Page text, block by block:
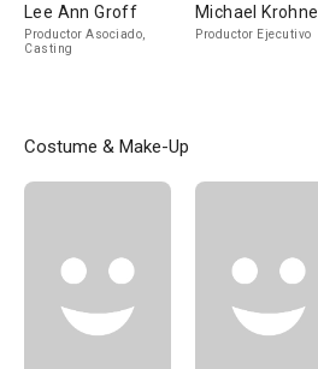
Lee Ann Groff
Productor Asociado,
Casting
Michael Krohne
Productor Ejecutivo
Costume & Make-Up